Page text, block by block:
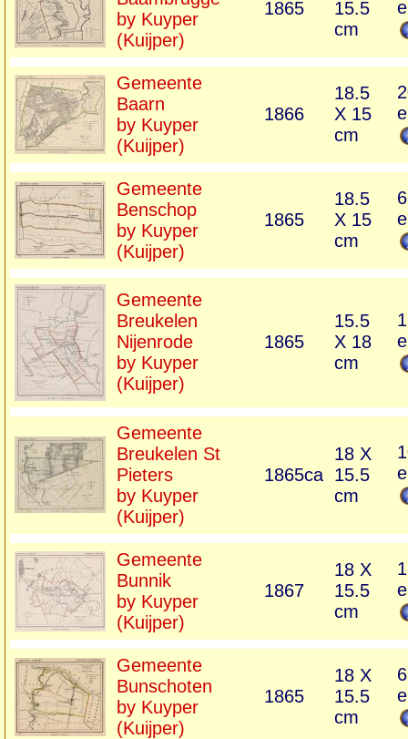
by Kuyper
(Kuijper)
1865
15.5
cm
Gemeente
Baarn
by Kuyper
(Kuijper)
1866
18.5
X 15
cm
Gemeente
Benschop
by Kuyper
(Kuijper)
1865
18.5
X 15
cm
Gemeente
Breukelen
Nijenrode
by Kuyper
(Kuijper)
1865
15.5
X 18
cm
Gemeente
Breukelen St
Pieters
by Kuyper
(Kuijper)
1865ca
18 X
15.5
cm
Gemeente
Bunnik
by Kuyper
(Kuijper)
1867
18 X
15.5
cm
Gemeente
Bunschoten
by Kuyper
(Kuijper)
1865
18 X
15.5
cm